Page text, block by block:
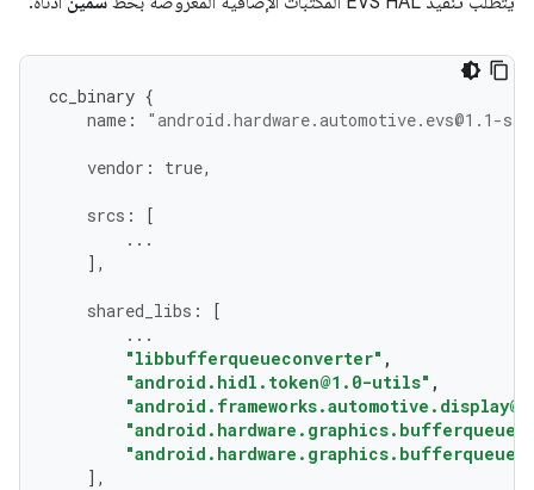
cc_binary {
name : "android.hardware.automotive.evs@1.1-
vendor : true,
srcs :
[
...
],
shared_libs :
[
...
"libbufferqueueconverter" ,
"android.hidl.token@1.0-utils" ,
],